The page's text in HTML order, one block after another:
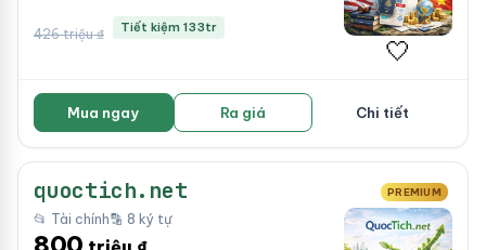
426 triệu ₫ Tiết kiệm 133tr
🤍
Mua ngay Ra giá Chi tiết
quoctich.net PREMIUM
📂 Tài chính🔡 8 ký tự